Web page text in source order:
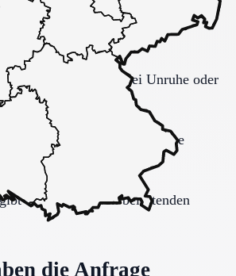
Sicherheitskonzept bei Unruhe oder
informiert und in wichtige
es nachts und in belastenden
die Anfrage